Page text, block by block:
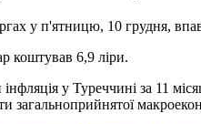
у п'ятницю, 10 грудня,
коштував 6,9 ліри.
інфляція у Туреччині за 11